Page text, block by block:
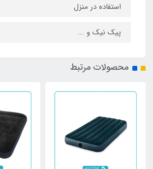
استفاده در منزل
پیک نیک و ….
محصولات مرتبط